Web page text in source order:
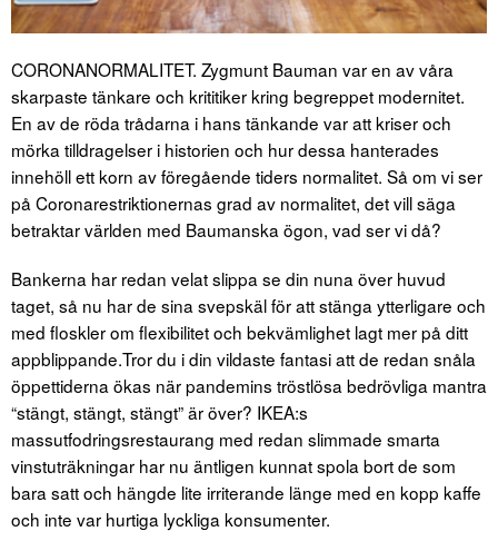
CORONANORMALITET. Zygmunt Bauman var en av våra
skarpaste tänkare och krititiker kring begreppet modernitet.
En av de röda trådarna i hans tänkande var att kriser och
mörka tilldragelser i historien och hur dessa hanterades
innehöll ett korn av föregående tiders normalitet. Så om vi ser
på Coronarestriktionernas grad av normalitet, det vill säga
betraktar världen med Baumanska ögon, vad ser vi då?
Bankerna har redan velat slippa se din nuna över huvud
taget, så nu har de sina svepskäl för att stänga ytterligare och
med floskler om flexibilitet och bekvämlighet lagt mer på ditt
appblippande.Tror du i din vildaste fantasi att de redan snåla
öppettiderna ökas när pandemins tröstlösa bedrövliga mantra
“stängt, stängt, stängt” är över? IKEA:s
massutfodringsrestaurang med redan slimmade smarta
vinstuträkningar har nu äntligen kunnat spola bort de som
bara satt och hängde lite irriterande länge med en kopp kaffe
och inte var hurtiga lyckliga konsumenter.